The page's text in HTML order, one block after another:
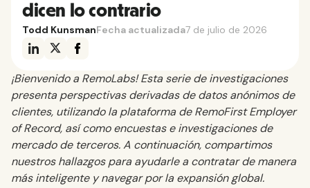
dicen lo contrario
Todd KunsmanFecha actualizada7 de julio de 2026
¡Bienvenido a RemoLabs! Esta serie de investigaciones
presenta perspectivas derivadas de datos anónimos de
clientes, utilizando la plataforma de RemoFirst Employer
of Record, así como encuestas e investigaciones de
mercado de terceros. A continuación, compartimos
nuestros hallazgos para ayudarle a contratar de manera
más inteligente y navegar por la expansión global.